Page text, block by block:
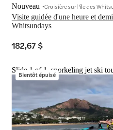
Visite guidée d'une heure et
Whitsundays
Nouveau Croisière sur l'île des
182,67 $
Bientôt épuisé
Slide 1 of 1, snorkeling jet ski